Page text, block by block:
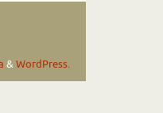
&WordPress.